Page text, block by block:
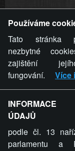
videa a komentáře.
stránky týče, ani
stránku,
komentáře
provozovateli
Používáme
Tato stránka
nezbytné
zajištění
fungování.
Více
INFORMACE
ÚDAJŮ
podle čl. 13
parlamentu a